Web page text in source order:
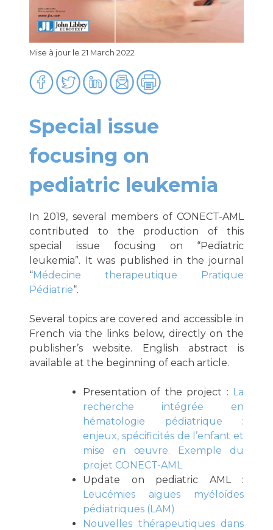
Mise à jour le 21 March 2022
Special issue
focusing on
pediatric leukemia
In 2019, several members of CONECT-AML
contributed to the production of this
special issue focusing on “Pediatric
leukemia”. It was published in the journal
“Médecine therapeutique Pratique
Pédiatrie“.
Several topics are covered and accessible in
French via the links below, directly on the
publisher’s website. English abstract is
available at the beginning of each article.
Presentation of the project : La
recherche intégrée en
hématologie pédiatrique :
enjeux, spécificités de l’enfant et
mise en œuvre. Exemple du
projet CONECT-AML
Update on pediatric AML :
Leucémies aigues myéloïdes
pédiatriques (LAM)
Nouvelles thérapeutiques dans